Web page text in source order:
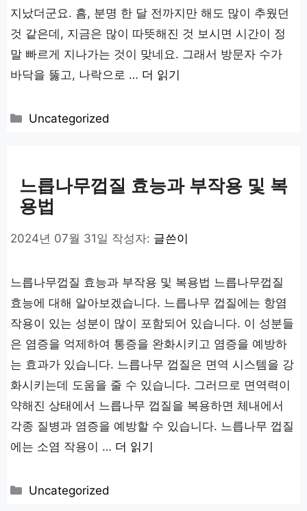
지났더군요. 흠, 분명 한 달 전까지만 해도 많이 추웠던
것 같은데, 지금은 많이 따뜻해진 것 보시면 시간이 정
말 빠르게 지나가는 것이 맞네요. 그래서 방문자 수가
바닥을 뚫고, 나락으로 … 더 읽기
카
Uncategorized
느릅나무껍질 효능과 부작용 및 복
용법
2024년 07월 31일 작성자: 글쓴이
느릅나무껍질 효능과 부작용 및 복용법 느릅나무껍질
효능에 대해 알아보겠습니다. 느릅나무 껍질에는 항염
작용이 있는 성분이 많이 포함되어 있습니다. 이 성분들
은 염증을 억제하여 통증을 완화시키고 염증을 예방하
는 효과가 있습니다. 느릅나무 껍질은 면역 시스템을 강
화시키는데 도움을 줄 수 있습니다. 그러므로 면역력이
약해진 상태에서 느릅나무 껍질을 복용하면 체내에서
각종 질병과 염증을 예방할 수 있습니다. 느릅나무 껍질
에는 소염 작용이 … 더 읽기
카
Uncategorized